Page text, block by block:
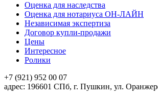
Оценка для наследства
Оценка для нотариуса ОН-ЛАЙН
Независимая экспертиза
Договор купли-продажи
Цены
Интересное
Ролики
+7 (921) 952 00 07
адpec: 196601 СПб, г. Пушкин, ул.